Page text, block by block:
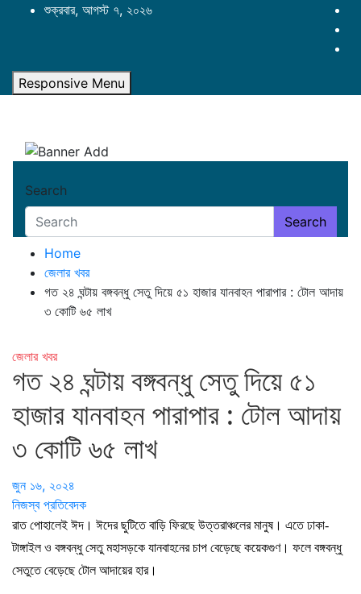
শুক্রবার, আগস্ট ৭, ২০২৬
Responsive Menu
Search
Search
Home
জেলার খবর
গত ২৪ ঘন্টায় বঙ্গবন্ধু সেতু দিয়ে ৫১ হাজার যানবাহন পারাপার : টোল আদায়
৩ কোটি ৬৫ লাখ
জেলার খবর
গত ২৪ ঘন্টায় বঙ্গবন্ধু সেতু দিয়ে ৫১
হাজার যানবাহন পারাপার : টোল আদায়
৩ কোটি ৬৫ লাখ
জুন ১৬, ২০২৪
নিজস্ব প্রতিবেদক
রাত পোহালেই ঈদ। ঈদের ছুটিতে বাড়ি ফিরছে উত্তরাঞ্চলের মানুষ। এতে ঢাকা-
টাঙ্গাইল ও বঙ্গবন্ধু সেতু মহাসড়কে যানবাহনের চাপ বেড়েছে কয়েকগুণ। ফলে বঙ্গবন্ধু
সেতুতে বেড়েছে টোল আদায়ের হার।